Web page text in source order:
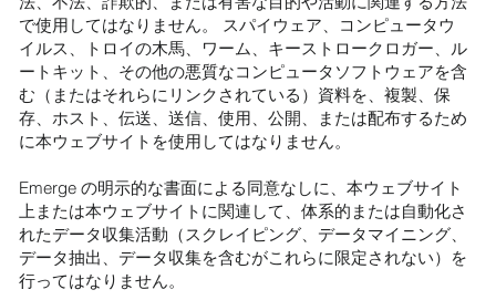
で使用してはなりません。 スパイウェア、コンピュータウ
イルス、トロイの木馬、ワーム、キーストロークロガー、ル
ートキット、その他の悪質なコンピュータソフトウェアを含
む（またはそれらにリンクされている）資料を、複製、保
存、ホスト、伝送、送信、使用、公開、または配布するため
に本ウェブサイトを使用してはなりません。
Emerge の明示的な書面による同意なしに、本ウェブサイト
上または本ウェブサイトに関連して、体系的または自動化さ
れたデータ収集活動（スクレイピング、データマイニング、
データ抽出、データ収集を含むがこれらに限定されない）を
行ってはなりません。